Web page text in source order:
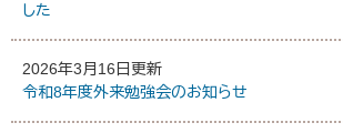
した
2026年3月16日更新
令和8年度外来勉強会のお知らせ